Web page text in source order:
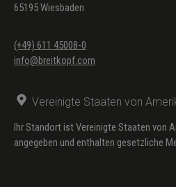
65195 Wiesbaden
(+49) 611 45008-0
info@breitkopf.com
Vereinigte Staaten von
Ihr Standort ist Vereinigte Staaten von
angegeben und enthalten gesetzliche